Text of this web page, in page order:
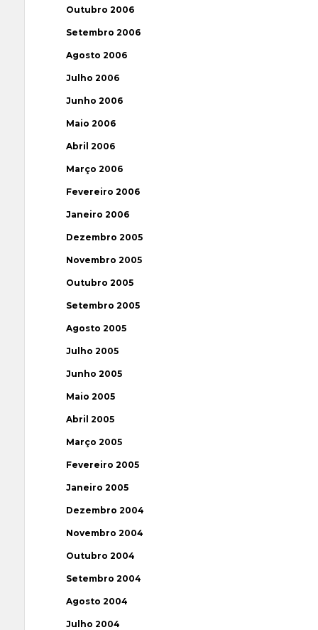
Outubro 2006
Setembro 2006
Agosto 2006
Julho 2006
Junho 2006
Maio 2006
Abril 2006
Março 2006
Fevereiro 2006
Janeiro 2006
Dezembro 2005
Novembro 2005
Outubro 2005
Setembro 2005
Agosto 2005
Julho 2005
Junho 2005
Maio 2005
Abril 2005
Março 2005
Fevereiro 2005
Janeiro 2005
Dezembro 2004
Novembro 2004
Outubro 2004
Setembro 2004
Agosto 2004
Julho 2004